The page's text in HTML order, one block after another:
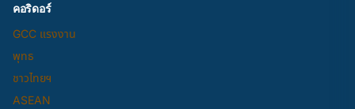
คอริดอร์
GCC แรงงาน
พุทธ
ชาวไทยฯ
ASEAN